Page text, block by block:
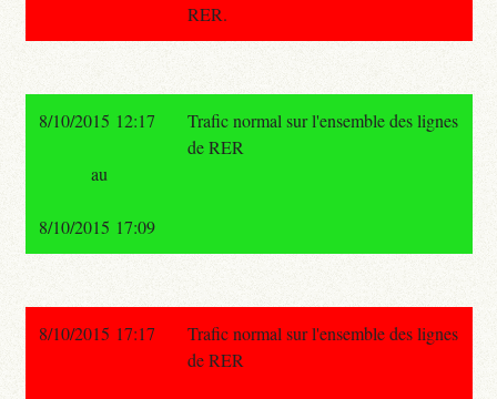
RER.
8/10/2015 12:17
Trafic normal sur l'ensemble des lignes
de RER
au
8/10/2015 17:09
8/10/2015 17:17
Trafic normal sur l'ensemble des lignes
de RER